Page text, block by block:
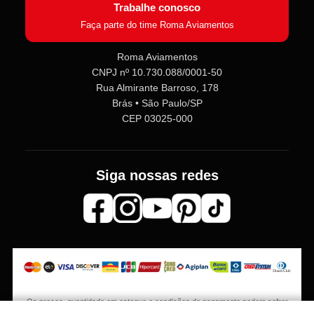
Roma Aviamentos
Online agora
Fale com a gente pelo SAC para tirar
ou entre no nosso Grupo VIP
receba em primeira mão
⭐ Entre no nosso Grupo VIP
Trabalhe conosco
Faça parte do time Roma Aviamentos
Roma Aviamentos
CNPJ nº 10.730.088/0001-50
Rua Almirante Barroso, 178
Brás • São Paulo/SP
CEP 03025-000
Siga nossas redes
Os preços, quantidade em estoque e condições de pagamento podem sofrer